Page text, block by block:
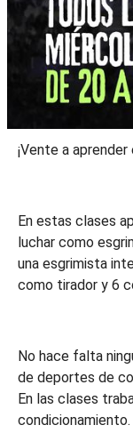
¡Vente a
En estas clases
luchar como
una esgrimista
como tirador y 6
No hace falta
de deportes de
En las clases
condicionamiento.